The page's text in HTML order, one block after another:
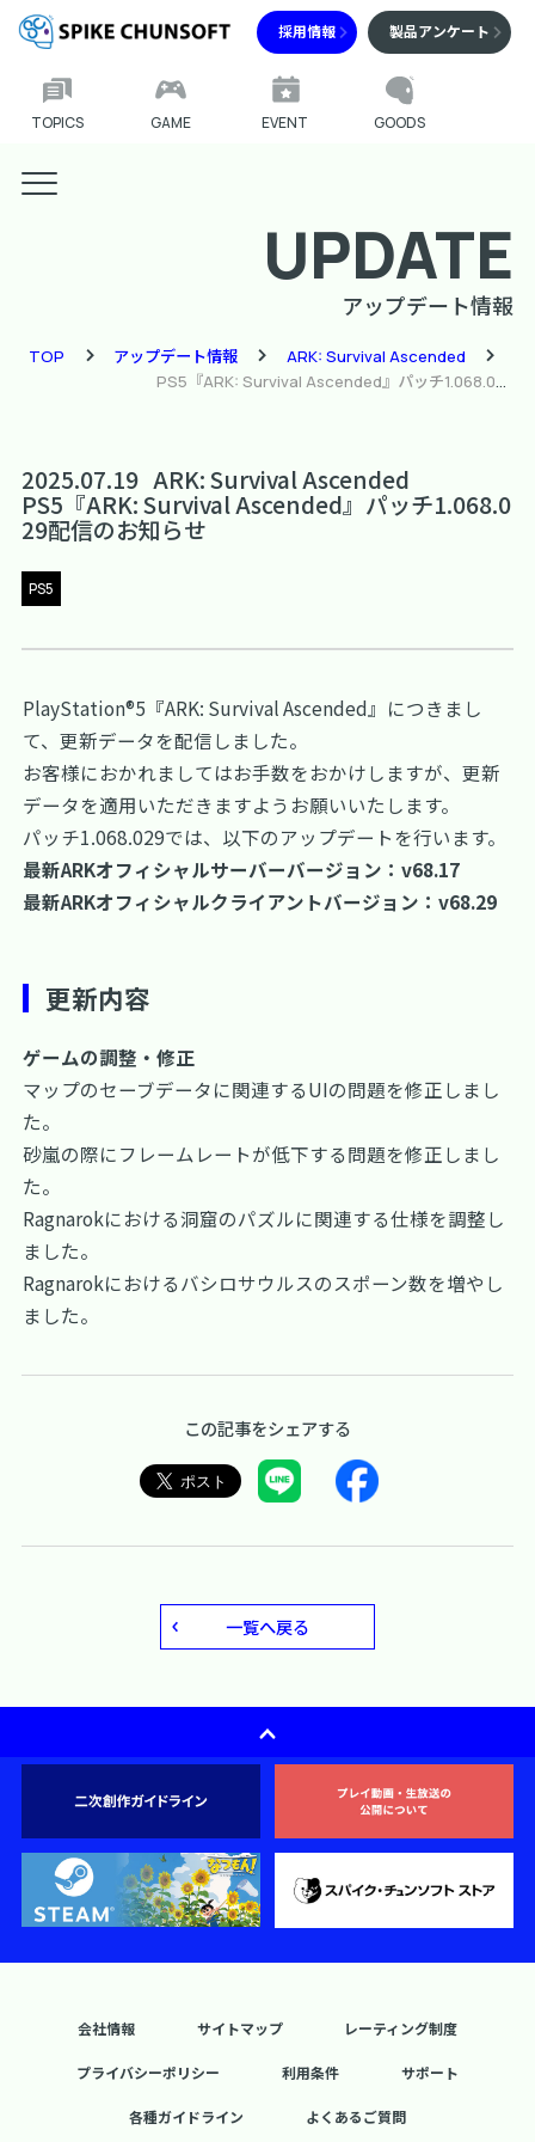
採用情報 製品アンケート
TOPICS GAME EVENT GOODS
UPDATE
アップデート情報
TOP アップデート情報
ARK: Survival Ascended
PS5『ARK: Survival Ascended』パッチ1.068.029配信のお知らせ
2025.07.19 ARK: Survival Ascended
PS5『ARK: Survival Ascended』パッチ1.068.0
29配信のお知らせ
PS5
PlayStation®5『ARK: Survival Ascended』につきまし
て、更新データを配信しました。
お客様におかれましてはお手数をおかけしますが、更新
データを適用いただきますようお願いいたします。
パッチ1.068.029では、以下のアップデートを行います。
最新ARKオフィシャルサーバーバージョン：v68.17
最新ARKオフィシャルクライアントバージョン：v68.29
更新内容
ゲームの調整・修正
マップのセーブデータに関連するUIの問題を修正しまし
た。
砂嵐の際にフレームレートが低下する問題を修正しまし
た。
Ragnarokにおける洞窟のパズルに関連する仕様を調整し
ました。
Ragnarokにおけるバシロサウルスのスポーン数を増やし
ました。
この記事をシェアする
一覧へ戻る
会社情報 サイトマップ レーティング制度
プライバシーポリシー 利用条件 サポート
各種ガイドライン よくあるご質問